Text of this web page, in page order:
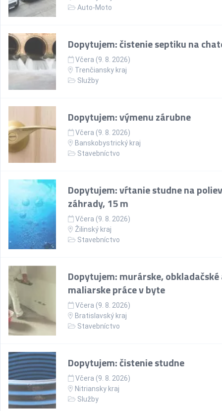
Auto-Moto
Dopytujem: čistenie septiku na
Včera (9. 8. 2026)
Trenčiansky kraj
Služby
Dopytujem: výmenu zárubne
Včera (9. 8. 2026)
Banskobystrický kraj
Stavebníctvo
Dopytujem: vŕtanie studne na
záhrady, 15 m
Včera (9. 8. 2026)
Žilinský kraj
Stavebníctvo
Dopytujem: murárske, obkladačské
maliarske práce v byte
Včera (9. 8. 2026)
Bratislavský kraj
Stavebníctvo
Dopytujem: čistenie studne
Včera (9. 8. 2026)
Nitriansky kraj
Služby